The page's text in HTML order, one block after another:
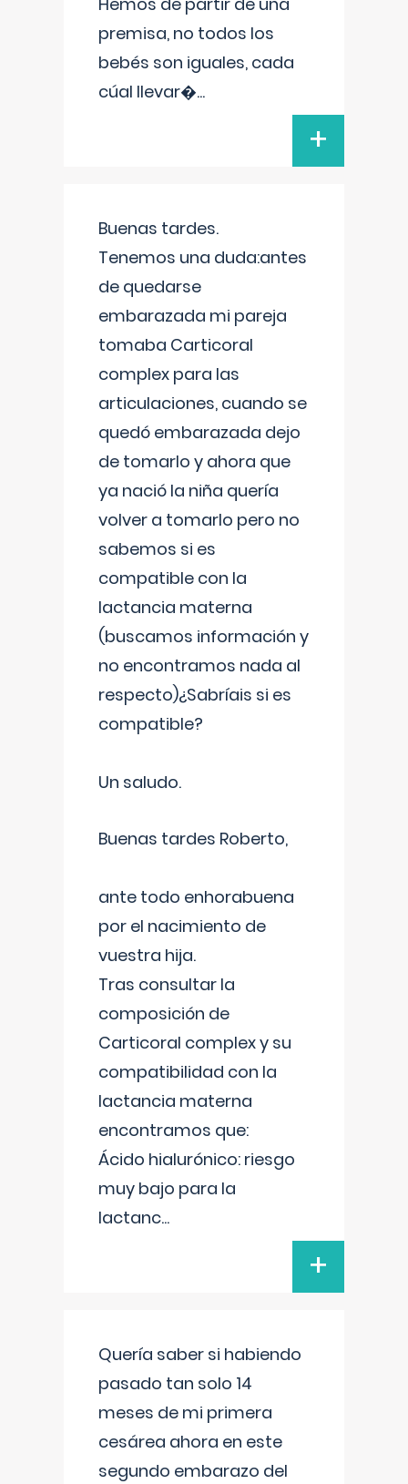
premisa, no todos los
bebés son iguales, cada
cúal llevar�...
+
Buenas tardes.
Tenemos una duda:antes
de quedarse
embarazada mi pareja
tomaba Carticoral
complex para las
articulaciones, cuando se
quedó embarazada dejo
de tomarlo y ahora que
ya nació la niña quería
volver a tomarlo pero no
sabemos si es
compatible con la
lactancia materna
(buscamos información y
no encontramos nada al
respecto)¿Sabríais si es
compatible?
Un saludo.
Buenas tardes Roberto,
ante todo enhorabuena
por el nacimiento de
vuestra hija.
Tras consultar la
composición de
Carticoral complex y su
compatibilidad con la
lactancia materna
encontramos que:
Ácido hialurónico: riesgo
muy bajo para la
lactanc...
+
Quería saber si habiendo
pasado tan solo 14
meses de mi primera
cesárea ahora en este
segundo embarazo del